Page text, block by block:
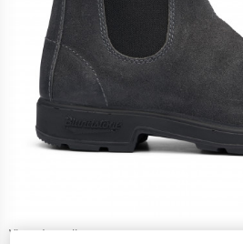
Viste dettagliate